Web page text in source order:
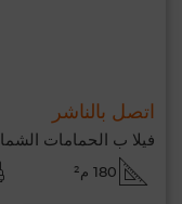
اتصل بالناشر
فيلا ب الحمامات
180 م²